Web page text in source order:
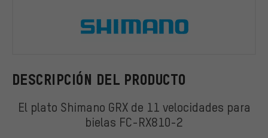
DESCRIPCIÓN DEL PRODUCTO
El plato Shimano GRX de 11 velocidades para
bielas FC-RX810-2
Shimano